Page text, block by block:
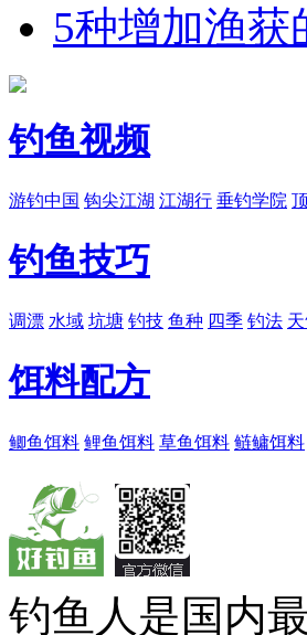
5种增加渔
钓鱼视频
游钓中国 钩尖江湖 江湖行 垂钓学院
钓鱼技巧
调漂 水域 坑塘 钓技 鱼种 四季 钓法
饵料配方
鲫鱼饵料 鲤鱼饵料 草鱼饵料 鲢鳙饵料
钓鱼人是国内